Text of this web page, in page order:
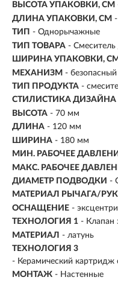
ВЫСОТА УПАКОВКИ, СМ
ДЛИНА УПАКОВКИ, СМ
ТИП - Однорычажные
ТИП ТОВАРА -
ШИРИНА УПАКОВКИ, СМ
МЕХАНИЗМ -
ТИП ПРОДУКТА -
СТИЛИСТИКА ДИЗАЙНА
ВЫСОТА - 70 мм
ДЛИНА - 120 мм
ШИРИНА - 180 мм
МИН. РАБОЧЕЕ
МАКС. РАБОЧЕЕ
ДИАМЕТР ПОДВОДКИ -
МАТЕРИАЛ РЫЧАГА/
ОСНАЩЕНИЕ -
ТЕХНОЛОГИЯ 1 - Клапан
МАТЕРИАЛ - латунь
ТЕХНОЛОГИЯ 3
- Керамический картридж
МОНТАЖ - Настенные